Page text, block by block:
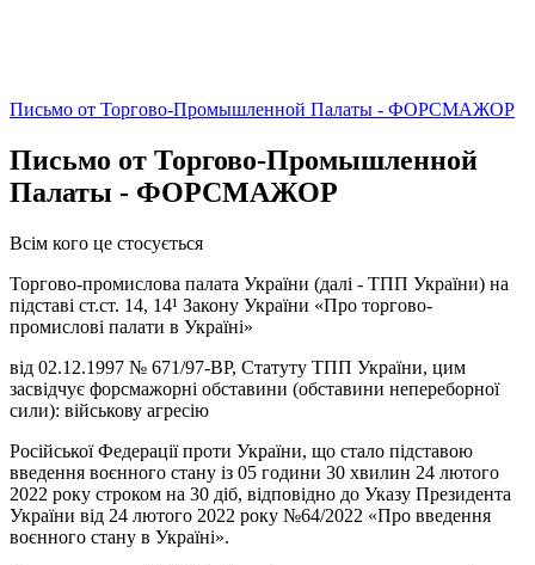
Письмо от Торгово-Промышленной Палаты - ФОРСМАЖОР
Письмо от Торгово-Промышленной
Палаты - ФОРСМАЖОР
Всім кого це стосується
Торгово-промислова палата України (далі - ТПП України) на
підставі ст.ст. 14, 14¹ Закону України «Про торгово-
промислові палати в Україні»
від 02.12.1997 № 671/97-ВР, Статуту ТПП України, цим
засвідчує форсмажорні обставини (обставини непереборної
сили): військову агресію
Російської Федерації проти України, що стало підставою
введення воєнного стану із 05 години 30 хвилин 24 лютого
2022 року строком на 30 діб, відповідно до Указу Президента
України від 24 лютого 2022 року №64/2022 «Про введення
воєнного стану в Україні».